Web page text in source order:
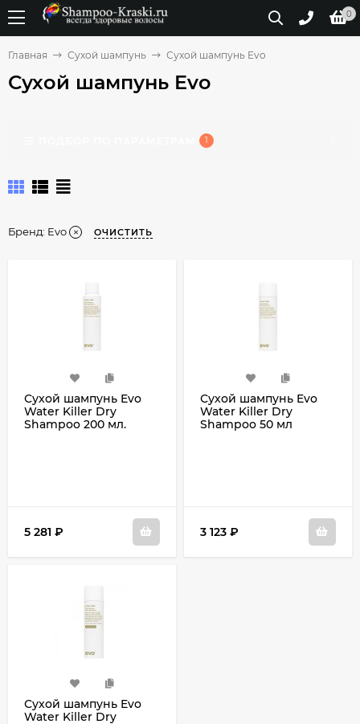
0
Главная Сухой шампунь Сухой шампунь Evo
Сухой шампунь Evo
1
Бренд: Evo ОЧИСТИТЬ
Сухой шампунь Evo
Water Killer Dry
Shampoo 200 мл.
5 281 ₽
Сухой шампунь Evo
Water Killer Dry
Shampoo 50 мл
3 123 ₽
Сухой шампунь Evo
Water Killer Dry